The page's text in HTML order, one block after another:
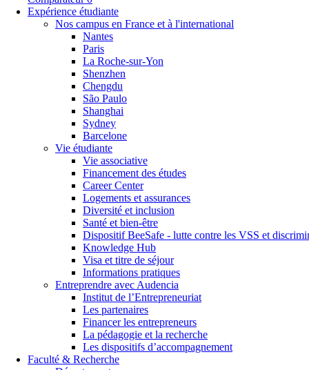
Expérience étudiante
Nos campus en France et à l'international
Nantes
Paris
La Roche-sur-Yon
Shenzhen
Chengdu
São Paulo
Shanghai
Sydney
Barcelone
Vie étudiante
Vie associative
Financement des études
Career Center
Logements et assurances
Diversité et inclusion
Santé et bien-être
Dispositif BeeSafe - lutte contre les VSS et
Knowledge Hub
Visa et titre de séjour
Informations pratiques
Entreprendre avec Audencia
Institut de l’Entrepreneuriat
Les partenaires
Financer les entrepreneurs
La pédagogie et la recherche
Les dispositifs d’accompagnement
Faculté & Recherche